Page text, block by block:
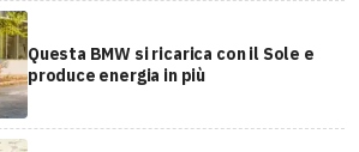
Questa BMW si ricarica con il Sole e
produce energia in più